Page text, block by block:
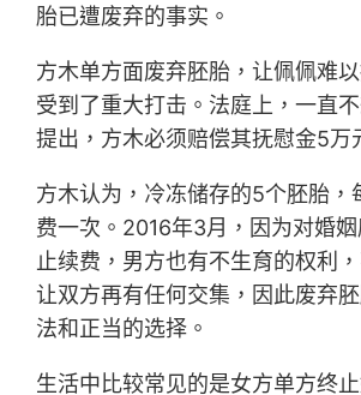
胎已遭废弃的事实。
方木单方面废弃胚胎，让佩佩难
受到了重大打击。法庭上，一直
提出，方木必须赔偿其抚慰金5万
方木认为，冷冻储存的5个胚胎，
费一次。2016年3月，因为对婚
止续费，男方也有不生育的权利
让双方再有任何交集，因此废弃
法和正当的选择。
生活中比较常见的是女方单方终